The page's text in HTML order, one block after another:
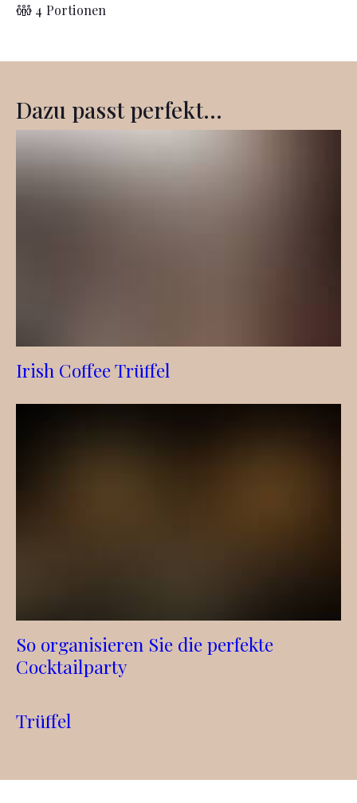
4 Portionen
Dazu passt perfekt...
Irish Coffee Trüffel
So organisieren Sie die perfekte
Cocktailparty
Trüffel